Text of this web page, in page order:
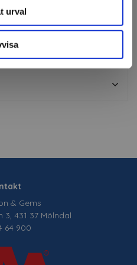
urval
& Gems
431 37 Mölndal
64 900